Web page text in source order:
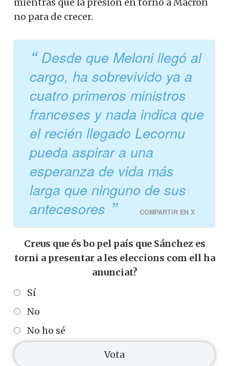
no para de crecer.
Desde que Meloni llegó al
cargo, ha sobrevivido ya a
cuatro primeros ministros
franceses y nada indica que
el recién llegado Lecornu
pueda aspirar a una
esperanza de vida más
larga que ninguno de sus
antecesores
COMPARTIR EN X
Creus que és bo pel país que Sánchez es
torni a presentar a les eleccions com ell ha
anunciat?
Sí
No
No ho sé